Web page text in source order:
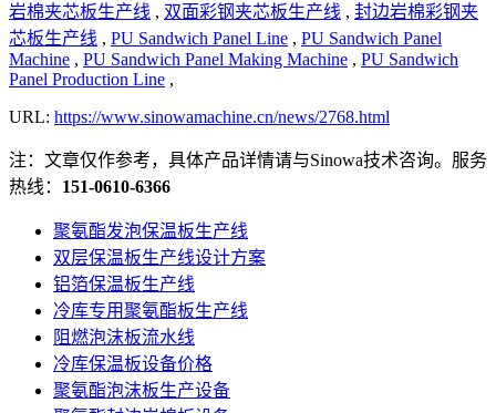
岩棉夹芯板生产线 , 双面彩钢夹芯板生产线 , 封边岩棉彩钢夹
芯板生产线 , PU Sandwich Panel Line , PU Sandwich Panel
Machine , PU Sandwich Panel Making Machine , PU Sandwich
Panel Production Line ,
URL: https://www.sinowamachine.cn/news/2768.html
注：文章仅作参考，具体产品详情请与Sinowa技术咨询。服务
热线： 151-0610-6366
聚氨酯发泡保温板生产线
双层保温板生产线设计方案
铝箔保温板生产线
冷库专用聚氨酯板生产线
阻燃泡沫板流水线
冷库保温板设备价格
聚氨酯泡沫板生产设备